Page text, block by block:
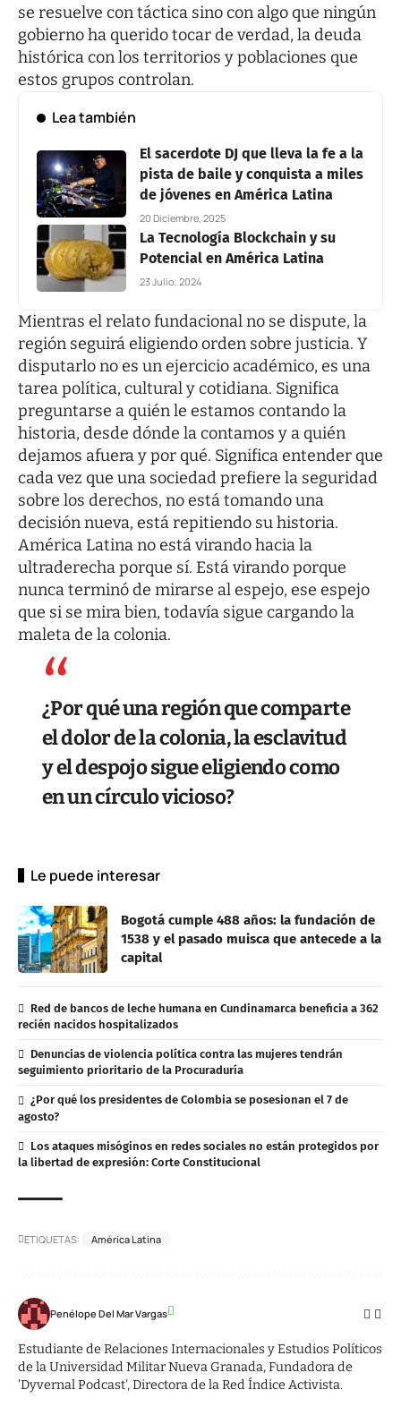
se resuelve con táctica sino con algo que ningún
gobierno ha querido tocar de verdad, la deuda
histórica con los territorios y poblaciones que
estos grupos controlan.
Lea también
El sacerdote DJ que lleva la fe a la
pista de baile y conquista a miles
de jóvenes en América Latina
20 Diciembre, 2025
La Tecnología Blockchain y su
Potencial en América Latina
23 Julio, 2024
Mientras el relato fundacional no se dispute, la
región seguirá eligiendo orden sobre justicia. Y
disputarlo no es un ejercicio académico, es una
tarea política, cultural y cotidiana. Significa
preguntarse a quién le estamos contando la
historia, desde dónde la contamos y a quién
dejamos afuera y por qué. Significa entender que
cada vez que una sociedad prefiere la seguridad
sobre los derechos, no está tomando una
decisión nueva, está repitiendo su historia.
América Latina no está virando hacia la
ultraderecha porque sí. Está virando porque
nunca terminó de mirarse al espejo, ese espejo
que si se mira bien, todavía sigue cargando la
maleta de la colonia.
¿Por qué una región que comparte
el dolor de la colonia, la esclavitud
y el despojo sigue eligiendo como
en un círculo vicioso?
Le puede interesar
Bogotá cumple 488 años: la fundación de
1538 y el pasado muisca que antecede a la
capital
Red de bancos de leche humana en Cundinamarca beneficia a 362
recién nacidos hospitalizados
Denuncias de violencia política contra las mujeres tendrán
seguimiento prioritario de la Procuraduría
¿Por qué los presidentes de Colombia se posesionan el 7 de
agosto?
Los ataques misóginos en redes sociales no están protegidos por
la libertad de expresión: Corte Constitucional
ETIQUETAS: América Latina
Penélope Del Mar Vargas
Estudiante de Relaciones Internacionales y Estudios Políticos
de la Universidad Militar Nueva Granada, Fundadora de
'Dyvernal Podcast', Directora de la Red Índice Activista.